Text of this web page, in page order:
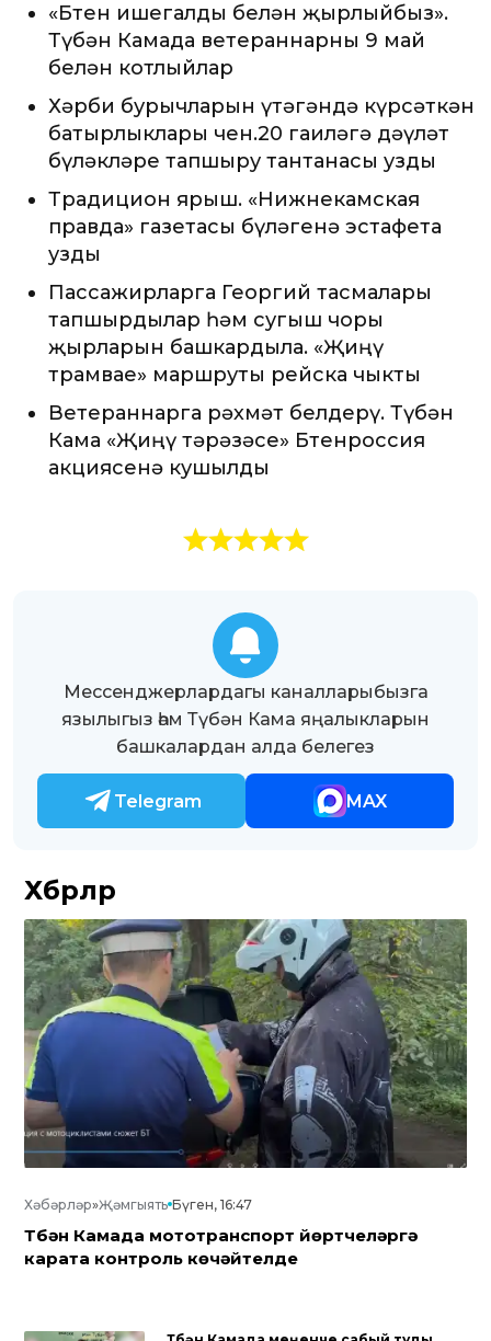
«Бөтен ишегалды белән җырлыйбыз».
Түбән Камада ветераннарны 9 май
белән котлыйлар
Хәрби бурычларын үтәгәндә күрсәткән
батырлыклары өчен.20 гаиләгә дәүләт
бүләкләре тапшыру тантанасы узды
Традицион ярыш. «Нижнекамская
правда» газетасы бүләгенә эстафета
узды
Пассажирларга Георгий тасмалары
тапшырдылар һәм сугыш чоры
җырларын башкардыла. «Җиңү
трамвае» маршруты рейска чыкты
Ветераннарга рәхмәт белдерү. Түбән
Кама «Җиңү тәрәзәсе» Бөтенроссия
акциясенә кушылды
Мессенджерлардагы каналларыбызга
язылыгыз һәм Түбән Кама яңалыкларын
башкалардан алда белегез
Telegram MAX
Хәбәрләр
Хәбәрләр»Җәмгыять Бүген, 16:47
Түбән Камада мототранспорт йөртүчеләргә
карата контроль көчәйтелде